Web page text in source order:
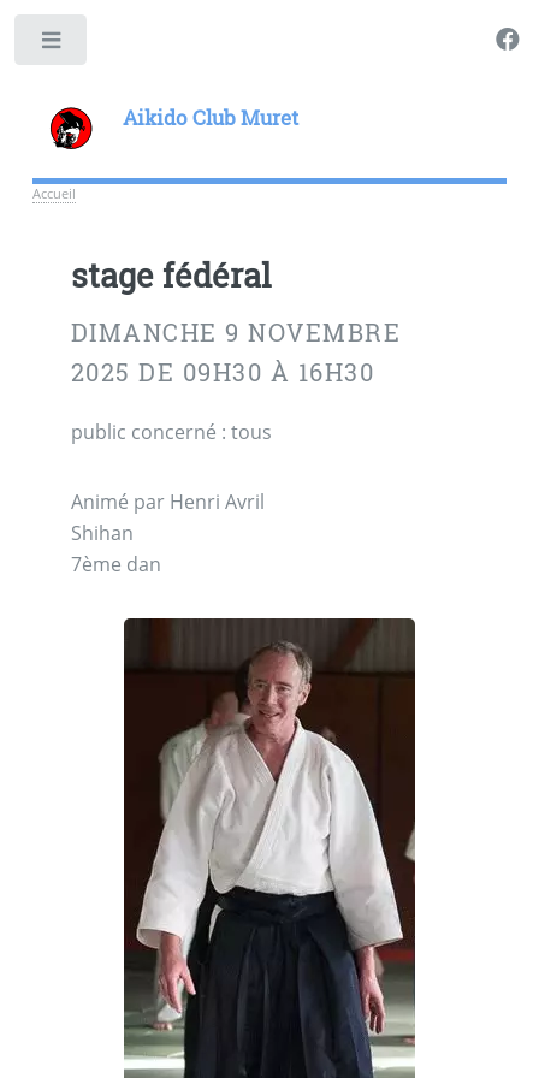
Aikido Club Muret
Accueil
stage fédéral
DIMANCHE 9 NOVEMBRE
2025 DE 09H30 À 16H30
public concerné : tous
Animé par Henri Avril
Shihan
7ème dan